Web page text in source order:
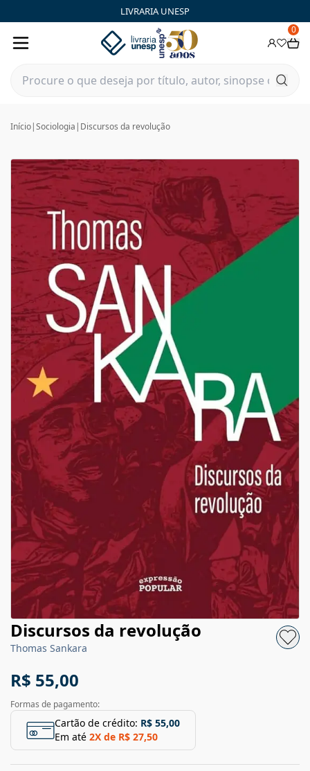
LIVRARIA UNESP
0
Início|Sociologia | Discursos da revolução
Discursos da revolução
Thomas Sankara
R$ 55,00
Formas de pagamento:
Cartão de crédito: R$ 55,00
Em até 2X de R$ 27,50